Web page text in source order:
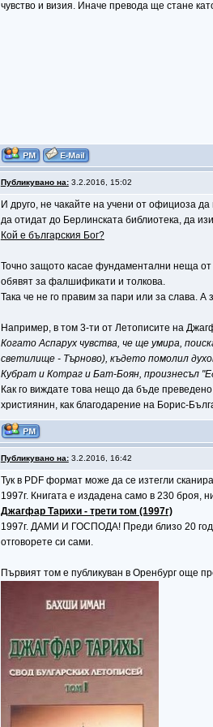
чувство и визия. Иначе превода ще стане
Публикувано на:3.2.2016, 15:02
И друго, не чакайте на учени от официоза да
да отидат до Берлинската библиотека, да
Кой е българския Бог?
Точно защото касае фундаментални неща от
обявят за фалшификати и толкова.
Така че не го правим за пари или за
Например, в том 3-ти от Летописите на
Когато Аспарух чувства, че ще умира,
светилище - Търново), където помолил
Кубрат и Котраг и Бат-Боян, произнесъл
Как го виждате това нещо да бъде
християнин, как благодарение на Борис-
Публикувано на:3.2.2016, 16:42
Тук в PDF формат може да се изтегли
1997г. Книгата е издадена само в 230 броя,
Джагфар Тарихи - трети том (1997г)
1997г. ДАМИ И ГОСПОДА! Преди близо 20
отговорете си сами.
Първият том е публикуван в Оренбург още